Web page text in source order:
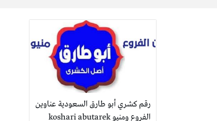
رقم كشري أبو طارق السعودية عناوين
الفروع ومنيو koshari abutarek